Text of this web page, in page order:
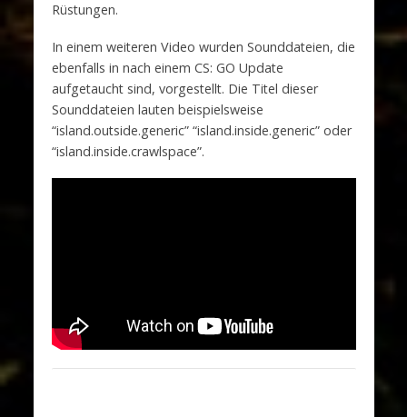
Rüstungen.
In einem weiteren Video wurden Sounddateien, die
ebenfalls in nach einem CS: GO Update
aufgetaucht sind, vorgestellt. Die Titel dieser
Sounddateien lauten beispielsweise
“island.outside.generic” “island.inside.generic” oder
“island.inside.crawlspace”.